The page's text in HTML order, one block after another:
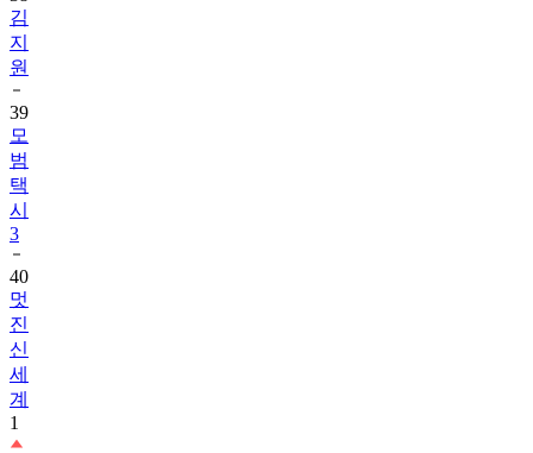
김
지
원
39
모
범
택
시
3
40
멋
진
신
세
계
1